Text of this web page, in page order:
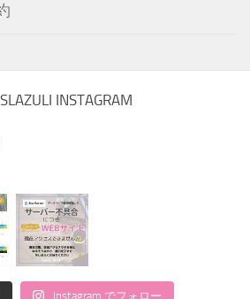
INSTAGRAM
Instagram でフォロー